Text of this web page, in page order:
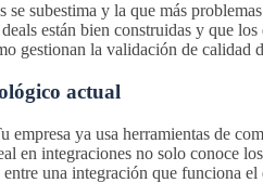
se subestima y la que más
están bien construidas y que
gestionan la validación de calidad
actual
ya usa herramientas de
en integraciones no solo conoce
una integración que funciona el